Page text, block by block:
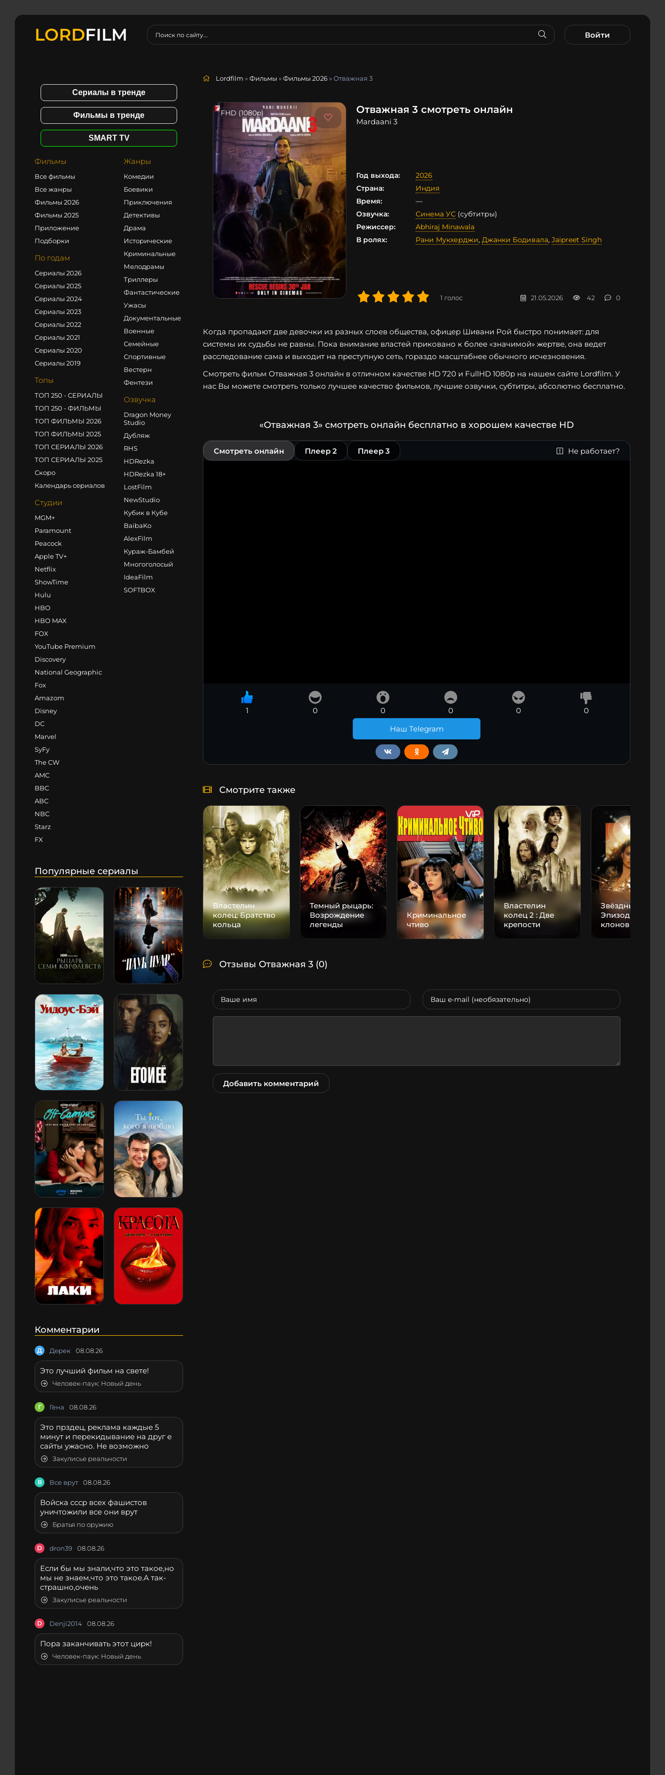
LORDFILM Войти
Сериалы в тренде
Фильмы в тренде
SMART TV
Фильмы
Все фильмы
Все жанры
Фильмы 2026
Фильмы 2025
Приложение
Подборки
По годам
Сериалы 2026
Сериалы 2025
Сериалы 2024
Сериалы 2023
Сериалы 2022
Сериалы 2021
Сериалы 2020
Сериалы 2019
Топы
ТОП 250 - СЕРИАЛЫ
ТОП 250 - ФИЛЬМЫ
ТОП ФИЛЬМЫ 2026
ТОП ФИЛЬМЫ 2025
ТОП СЕРИАЛЫ 2026
ТОП СЕРИАЛЫ 2025
Скоро
Календарь сериалов
Студии
MGM+
Paramount
Peacock
Apple TV+
Netflix
ShowTime
Hulu
HBO
HBO MAX
FOX
YouTube Premium
Discovery
National Geographic
Fox
Amazom
Disney
DC
Marvel
SyFy
The CW
AMC
BBC
ABC
NBC
Starz
FX
Жанры
Комедии
Боевики
Приключения
Детективы
Драма
Исторические
Криминальные
Мелодрамы
Триллеры
Фантастические
Ужасы
Документальные
Военные
Семейные
Спортивные
Вестерн
Фентези
Озвучка
Dragon Money
Studio
Дубляж
RHS
HDRezka
HDRezka 18+
LostFilm
NewStudio
Кубик в Кубе
BaibaKo
AlexFilm
Кураж-Бамбей
Многоголосый
IdeaFilm
SOFTBOX
Популярные сериалы
Комментарии
Д Дерек 08.08.26
Это лучший фильм на свете!
Человек-паук: Новый день
Г Гена 08.08.26
Это прздец, реклама каждые 5
минут и перекидывание на друг е
сайты ужасно. Не возможно
Закулисье реальности
В Все врут 08.08.26
Войска ссср всех фашистов
уничтожили все они врут
Братья по оружию
D dron39 08.08.26
Если бы мы знали,что это такое,но
мы не знаем,что это такое.А так-
страшно,очень
Закулисье реальности
D Denji2014 08.08.26
Пора заканчивать этот цирк!
Человек-паук: Новый день
Lordfilm »Фильмы »Фильмы 2026» Отважная 3
FHD (1080p) Отважная 3 смотреть онлайн
Mardaani 3
Год выхода:
2026
Страна:
Индия
Время:
—
Озвучка:
Синема УС (субтитры)
Режиссер:
Abhiraj Minawala
В ролях:
Рани Мукхерджи, Джанки Бодивала, Jaipreet Singh
1 голос 21.05.2026 42 0
Когда пропадают две девочки из разных слоев общества, офицер Шивани Рой быстро понимает: для
системы их судьбы не равны. Пока внимание властей приковано к более «значимой» жертве, она ведет
расследование сама и выходит на преступную сеть, гораздо масштабнее обычного исчезновения.
Смотреть фильм Отважная 3 онлайн в отличном качестве HD 720 и FullHD 1080p на нашем сайте Lordfilm. У
нас Вы можете смотреть только лучшее качество фильмов, лучшие озвучки, субтитры, абсолютно бесплатно.
«Отважная 3» смотреть онлайн бесплатно в хорошем качестве HD
Смотреть онлайн Плеер 2 Плеер 3 Не работает?
1 0 0 0 0
0
Наш Telegram
Смотрите также
Властелин
колец: Братство
кольца
Темный рыцарь:
Возрождение
легенды
Криминальное
чтиво
Властелин
колец 2 : Две
крепости
Звёздные
Эпизод II: Атака
клонов
Отзывы Отважная 3 (0)
Добавить комментарий